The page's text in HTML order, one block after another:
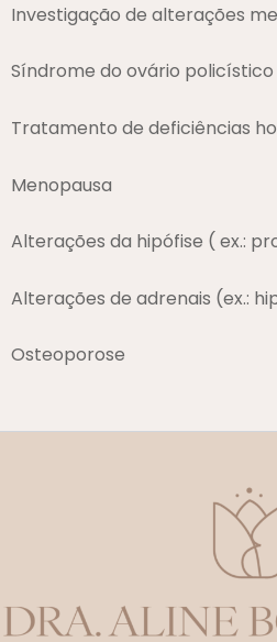
Investigação de alterações
Síndrome do ovário policístico
Tratamento de deficiências
Menopausa
Alterações da hipófise ( ex.:
Alterações de adrenais (ex.:
Osteoporose